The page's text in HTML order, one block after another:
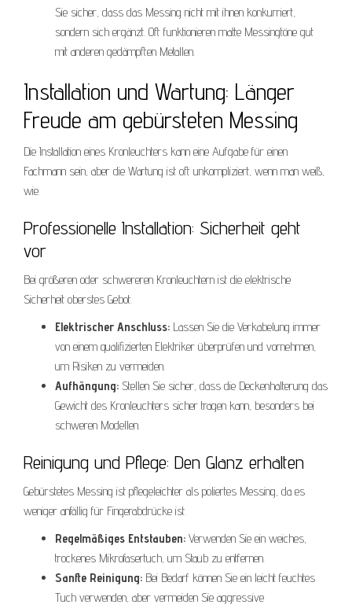
Sie sicher, dass das Messing nicht mit ihnen konkurriert,
sondern sich ergänzt. Oft funktionieren matte Messingtöne gut
mit anderen gedämpften Metallen.
Installation und Wartung: Länger
Freude am gebürsteten Messing
Die Installation eines Kronleuchters kann eine Aufgabe für einen
Fachmann sein, aber die Wartung ist oft unkompliziert, wenn man weiß,
wie.
Professionelle Installation: Sicherheit geht
vor
Bei größeren oder schwereren Kronleuchtern ist die elektrische
Sicherheit oberstes Gebot.
Elektrischer Anschluss: Lassen Sie die Verkabelung immer
von einem qualifizierten Elektriker überprüfen und vornehmen,
um Risiken zu vermeiden.
Aufhängung: Stellen Sie sicher, dass die Deckenhalterung das
Gewicht des Kronleuchters sicher tragen kann, besonders bei
schweren Modellen.
Reinigung und Pflege: Den Glanz erhalten
Gebürstetes Messing ist pflegeleichter als poliertes Messing, da es
weniger anfällig für Fingerabdrücke ist.
Regelmäßiges Entstauben: Verwenden Sie ein weiches,
trockenes Mikrofasertuch, um Staub zu entfernen.
Sanfte Reinigung: Bei Bedarf können Sie ein leicht feuchtes
Tuch verwenden, aber vermeiden Sie aggressive